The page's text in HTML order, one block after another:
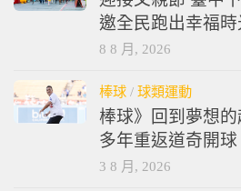
邀全民跑出幸福時
8 8 月, 2026
棒球 / 球類運動
棒球》回到夢想
多年重返道奇開球
3 8 月, 2026